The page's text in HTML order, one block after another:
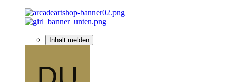
Inhalt melden